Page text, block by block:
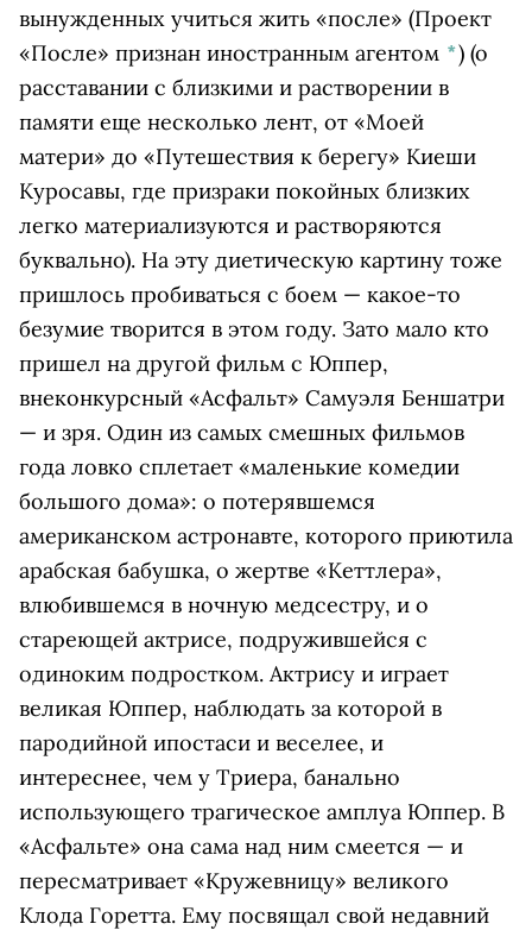
вынужденных учиться жить «после» (Проект
«После» признан иностранным агентом *) (о
расставании с близкими и растворении в
памяти еще несколько лент, от «Моей
матери» до «Путешествия к берегу» Киеши
Куросавы, где призраки покойных близких
легко материализуются и растворяются
буквально). На эту диетическую картину тоже
пришлось пробиваться с боем — какое-то
безумие творится в этом году. Зато мало кто
пришел на другой фильм с Юппер,
внеконкурсный «Асфальт» Самуэля Беншатри
— и зря. Один из самых смешных фильмов
года ловко сплетает «маленькие комедии
большого дома»: о потерявшемся
американском астронавте, которого приютила
арабская бабушка, о жертве «Кеттлера»,
влюбившемся в ночную медсестру, и о
стареющей актрисе, подружившейся с
одиноким подростком. Актрису и играет
великая Юппер, наблюдать за которой в
пародийной ипостаси и веселее, и
интереснее, чем у Триера, банально
использующего трагическое амплуа Юппер. В
«Асфальте» она сама над ним смеется — и
пересматривает «Кружевницу» великого
Клода Горетта. Ему посвящал свой недавний